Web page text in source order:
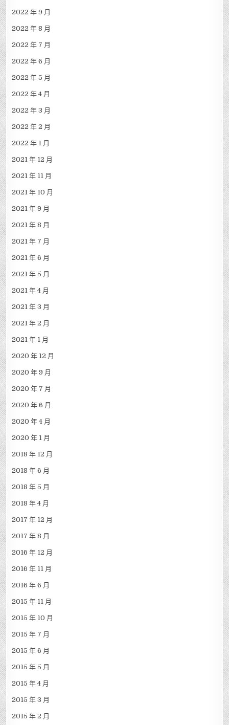
2022 年 9 月
2022 年 8 月
2022 年 7 月
2022 年 6 月
2022 年 5 月
2022 年 4 月
2022 年 3 月
2022 年 2 月
2022 年 1 月
2021 年 12 月
2021 年 11 月
2021 年 10 月
2021 年 9 月
2021 年 8 月
2021 年 7 月
2021 年 6 月
2021 年 5 月
2021 年 4 月
2021 年 3 月
2021 年 2 月
2021 年 1 月
2020 年 12 月
2020 年 9 月
2020 年 7 月
2020 年 6 月
2020 年 4 月
2020 年 1 月
2018 年 12 月
2018 年 6 月
2018 年 5 月
2018 年 4 月
2017 年 12 月
2017 年 8 月
2016 年 12 月
2016 年 11 月
2016 年 6 月
2015 年 11 月
2015 年 10 月
2015 年 7 月
2015 年 6 月
2015 年 5 月
2015 年 4 月
2015 年 3 月
2015 年 2 月